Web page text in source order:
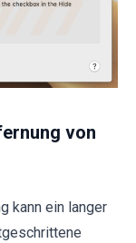
von
kann ein langer